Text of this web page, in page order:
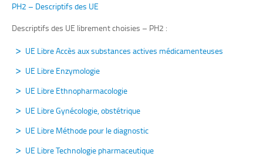
PH2 – Descriptifs des UE
Descriptifs des UE librement choisies – PH2 :
UE Libre Accès aux substances actives médicamenteuses
UE Libre Enzymologie
UE Libre Ethnopharmacologie
UE Libre Gynécologie, obstétrique
UE Libre Méthode pour le diagnostic
UE Libre Technologie pharmaceutique